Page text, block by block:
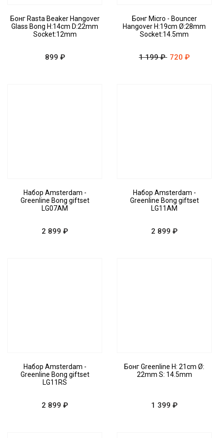
Бонг Rasta Beaker Hangover
Glass Bong H:14cm D:22mm
Socket:12mm
899 ₽
Бонг Micro - Bouncer
Hangover H:19cm Ø:28mm
Socket:14.5mm
1 199 ₽ 720 ₽
Набор Amsterdam -
Greenline Bong giftset
LG07AM
2 899 ₽
Набор Amsterdam -
Greenline Bong giftset
LG11AM
2 899 ₽
Набор Amsterdam -
Greenline Bong giftset
LG11RS
2 899 ₽
Бонг Greenline H: 21cm Ø:
22mm S: 14.5mm
1 399 ₽